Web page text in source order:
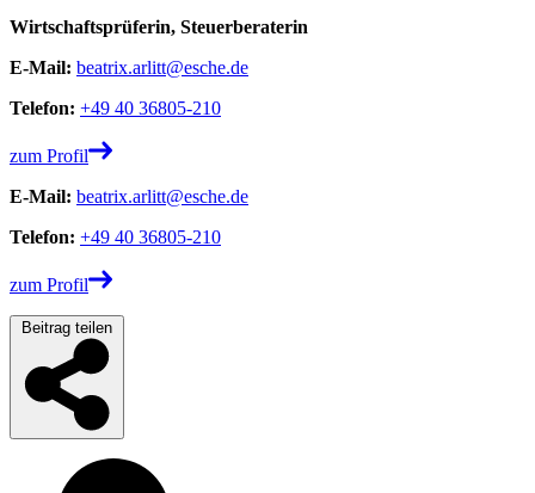
Wirtschaftsprüferin, Steuerberaterin
E-Mail: beatrix.arlitt@esche.de
Telefon: +49 40 36805-210
zum Profil
E-Mail: beatrix.arlitt@esche.de
Telefon: +49 40 36805-210
zum Profil
Beitrag teilen